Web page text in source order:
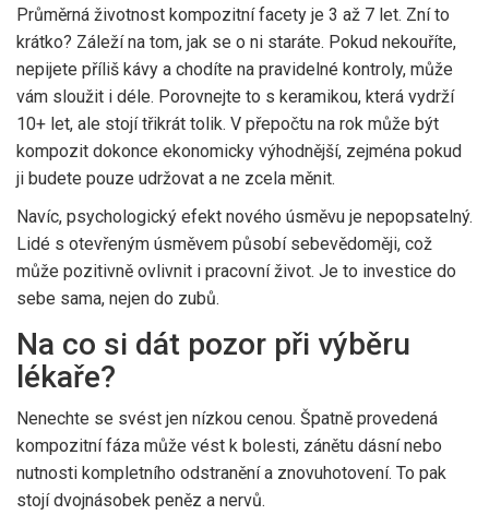
Průměrná životnost kompozitní facety je 3 až 7 let. Zní to
krátko? Záleží na tom, jak se o ni staráte. Pokud nekouříte,
nepijete příliš kávy a chodíte na pravidelné kontroly, může
vám sloužit i déle. Porovnejte to s keramikou, která vydrží
10+ let, ale stojí třikrát tolik. V přepočtu na rok může být
kompozit dokonce ekonomicky výhodnější, zejména pokud
ji budete pouze udržovat a ne zcela měnit.
Navíc, psychologický efekt nového úsměvu je nepopsatelný.
Lidé s otevřeným úsměvem působí sebevědoměji, což
může pozitivně ovlivnit i pracovní život. Je to investice do
sebe sama, nejen do zubů.
Na co si dát pozor při výběru
lékaře?
Nenechte se svést jen nízkou cenou. Špatně provedená
kompozitní fáza může vést k bolesti, zánětu dásní nebo
nutnosti kompletního odstranění a znovuhotovení. To pak
stojí dvojnásobek peněz a nervů.